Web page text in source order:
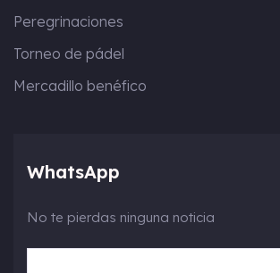
Peregrinaciones
Torneo de pádel
Mercadillo benéfico
WhatsApp
No te pierdas ninguna noticia